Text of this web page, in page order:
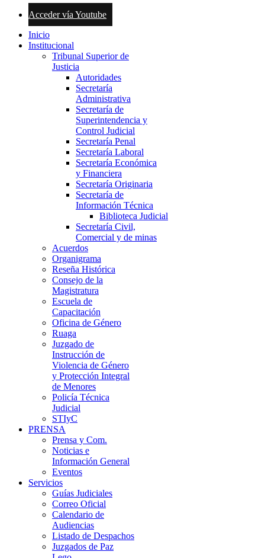
Acceder vía Youtube
Inicio
Institucional
Tribunal Superior de
Justicia
Autoridades
Secretaría
Administrativa
Secretaría de
Superintendencia y
Control Judicial
Secretaría Penal
Secretaría Laboral
Secretaría Económica
y Financiera
Secretaría Originaria
Secretaría de
Información Técnica
Biblioteca Judicial
Secretaría Civil,
Comercial y de minas
Acuerdos
Organigrama
Reseña Histórica
Consejo de la
Magistratura
Escuela de
Capacitación
Oficina de Género
Ruaga
Juzgado de
Instrucción de
Violencia de Género
y Protección Integral
de Menores
Policía Técnica
Judicial
STIyC
PRENSA
Prensa y Com.
Noticias e
Información General
Eventos
Servicios
Guías Judiciales
Correo Oficial
Calendario de
Audiencias
Listado de Despachos
Juzgados de Paz